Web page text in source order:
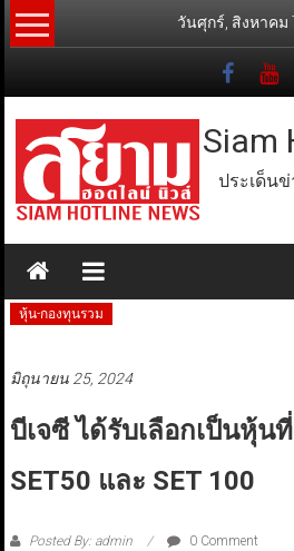
Skip
to
วันศุกร์, สิงหาคม
Siam
ประเด็น
หุ้น-กองทุนรวม
มิถุนายน 25, 2024
บีเจซี ได้รับเลือกเป็นหุ้
SET50 และ SET 100
Posted By: admin 0 Comment